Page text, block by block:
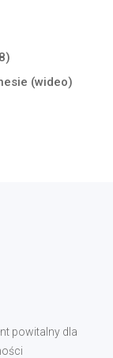
(wideo)
powitalny dla